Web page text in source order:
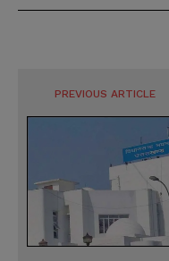
PREVIOUS ARTICLE